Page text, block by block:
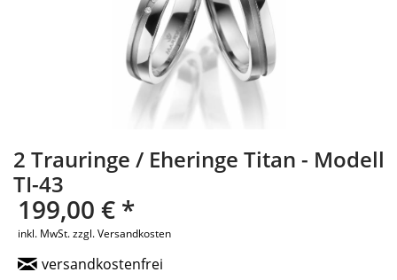
2 Trauringe / Eheringe Titan - Modell
TI-43
199,00 € *
inkl. MwSt.zzgl. Versandkosten
versandkostenfrei